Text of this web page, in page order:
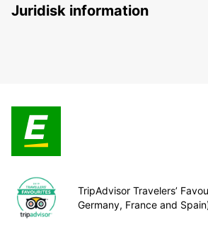
Juridisk information
TripAdvisor Travelers’
Germany, France and